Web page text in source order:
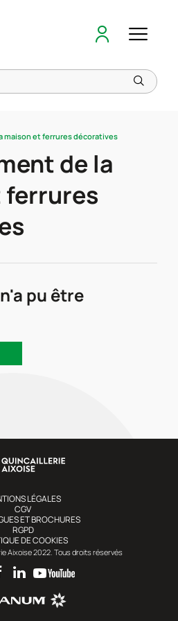
maison et ferrures décoratives
de la
ferrures
pu être
LÉGALES
CGV
ET BROCHURES
RGPD
DE COOKIES
Aixoise 2022. Tous droits réservés